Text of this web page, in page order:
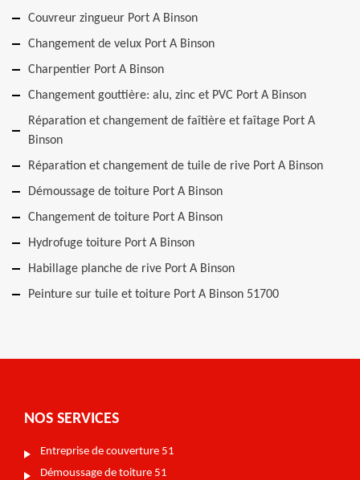
Couvreur zingueur Port A Binson
Changement de velux Port A Binson
Charpentier Port A Binson
Changement gouttière: alu, zinc et PVC Port A Binson
Réparation et changement de faîtière et faîtage Port A
Binson
Réparation et changement de tuile de rive Port A Binson
Démoussage de toiture Port A Binson
Changement de toiture Port A Binson
Hydrofuge toiture Port A Binson
Habillage planche de rive Port A Binson
Peinture sur tuile et toiture Port A Binson 51700
NOS SERVICES
Entreprise de couverture 51
Démoussage de toiture 51